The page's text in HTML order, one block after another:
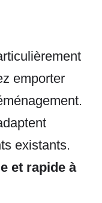
emporter
existants.
et rapide à